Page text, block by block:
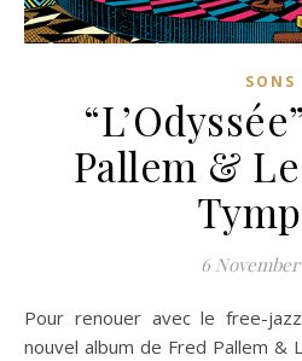
SONS
Pallem &
6 November
Pour renouer avec le free-jazz… Écouter L’Odyssée,
nouvel album de Fred Pallem &